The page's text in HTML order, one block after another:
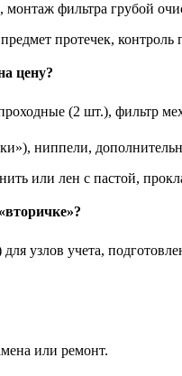
фильтра грубой
протечек,
цену?
(2 шт.), фильтр
ниппели,
или лен с пастой,
узлов учета,
или ремонт.